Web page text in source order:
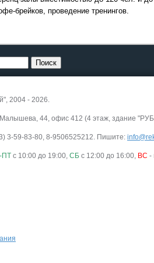
брейков, проведение тренингов.
2004 - 2026.
Малышева, 44, офис 412 (4 этаж, здание
3-59-83-80, 8-9506525212. Пишите:
ПТ с 10:00 до 19:00, СБ с 12:00 до 16:00, ВС -